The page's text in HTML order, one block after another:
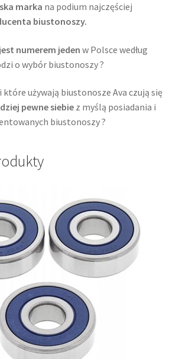
marka na podium najczęściej
biustonoszy.
numerem jeden w Polsce według
o wybór biustonoszy ?
które używają biustonosze Ava czują się
pewne siebiez myślą posiadania i
biustonoszy ?